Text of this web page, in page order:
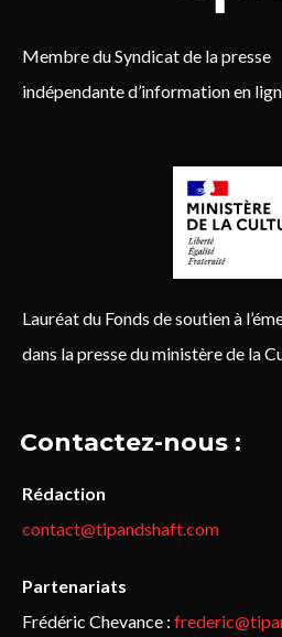
Membre du Syndicat de la presse
indépendante d’information en
Lauréat du Fonds de soutien à
dans la presse du ministère de la
Contactez-nous :
Rédaction
contact@tipandshaft.com
Partenariats
Frédéric Chevance :